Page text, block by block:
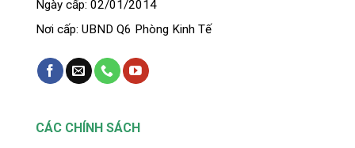
Ngày cấp: 02/01/2014
Nơi cấp: UBND Q6 Phòng Kinh Tế
CÁC CHÍNH SÁCH